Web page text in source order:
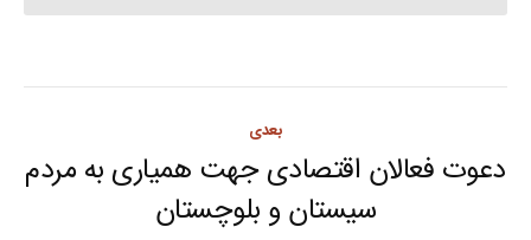
navigation
بعدی
Next
post:
دعوت فعالان اقتصادی جهت همیاری به مردم
سیستان و بلوچستان